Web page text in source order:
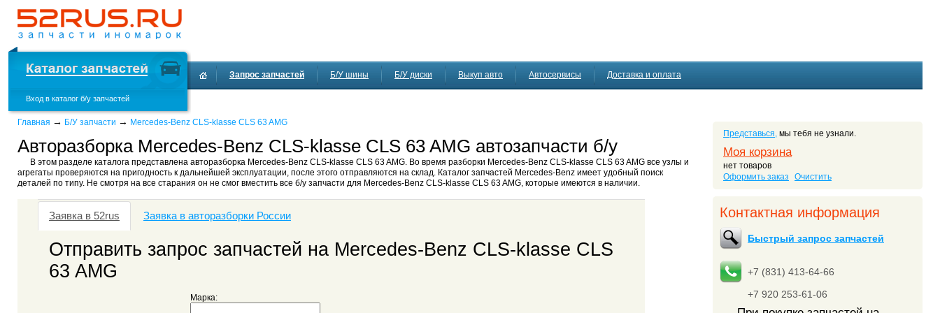
Вход в каталог б/у запчастей
Запрос запчастей Б/У шины Б/У диски Выкуп авто Автосервисы Доставка и оплата
Представься, мы тебя не узнали.
Моя корзина
нет товаров
Оформить заказ
Очистить
Контактная информация
Быстрый запрос запчастей
+7 (831) 413-64-66
+7 920 253-61-06
Главная → Б/У запчасти → Mercedes-Benz CLS-klasse CLS 63 AMG
Авторазборка Mercedes-Benz CLS-klasse CLS 63 AMG автозапчасти б/у
В этом разделе каталога представлена авторазборка Mercedes-Benz CLS-klasse CLS 63 AMG. Во время разборки Mercedes-Benz CLS-klasse CLS 63 AMG все узлы и
агрегаты проверяются на пригодность к дальнейшей эксплуатации, после этого отправляются на склад. Каталог запчастей Mercedes-Benz имеет удобный поиск
деталей по типу. Не смотря на все старания он не смог вместить все б/у запчасти для Mercedes-Benz CLS-klasse CLS 63 AMG, которые имеются в наличии.
Заявка в 52rus Заявка в авторазборки России
Отправить запрос запчастей на Mercedes-Benz CLS-klasse CLS
63 AMG
Марка: